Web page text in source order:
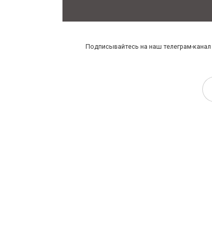
Подписывайтесь на наш телеграм-канал